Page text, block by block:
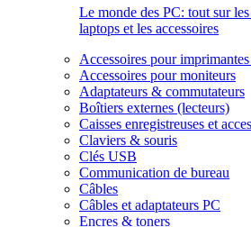
Le monde des PC: tout sur
laptops et les accessoires
Accessoires pour
Accessoires pour moniteurs
Adaptateurs & commutateurs
Boîtiers externes (lecteurs)
Caisses enregistreuses et
Claviers & souris
Clés USB
Communication de bureau
Câbles
Câbles et adaptateurs PC
Encres & toners